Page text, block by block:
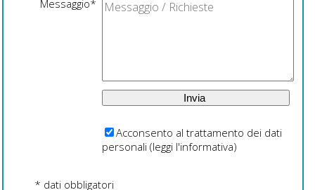
Messaggio*
Acconsento al trattamento dei dati
personali (leggi l'informativa)
* dati obbligatori